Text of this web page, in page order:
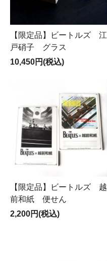
【限定品】ビートルズ 江
戸硝子 グラス
10,450円(税込)
【限定品】ビートルズ 越
前和紙 便せん
2,200円(税込)